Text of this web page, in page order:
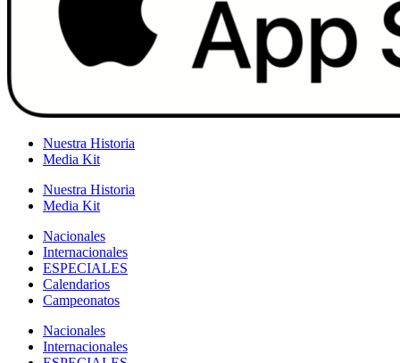
Nuestra Historia
Media Kit
Nuestra Historia
Media Kit
Nacionales
Internacionales
ESPECIALES
Calendarios
Campeonatos
Nacionales
Internacionales